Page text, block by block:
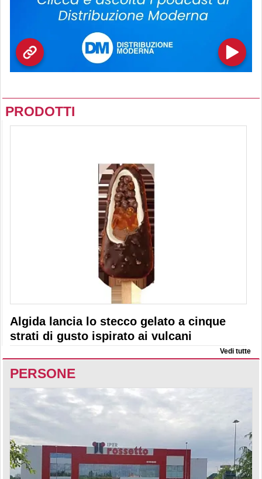
PRODOTTI
Algida lancia lo stecco gelato a cinque
strati di gusto ispirato ai vulcani
Vedi tutte
PERSONE